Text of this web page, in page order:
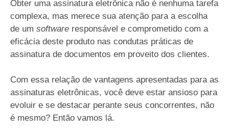
Obter uma assinatura eletrônica não é nenhuma tarefa
complexa, mas merece sua atenção para a escolha
de um software responsável e comprometido com a
eficácia deste produto nas condutas práticas de
assinatura de documentos em proveito dos clientes.
Com essa relação de vantagens apresentadas para as
assinaturas eletrônicas, você deve estar ansioso para
evoluir e se destacar perante seus concorrentes, não
é mesmo? Então vamos lá.